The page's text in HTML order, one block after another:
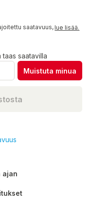
saatavuus,lue lisää.
saatavilla
Muistuta minua
ajan